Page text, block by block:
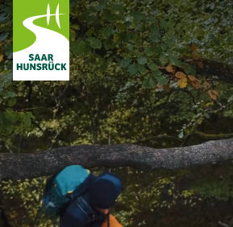
Zum Hauptinhalt springen